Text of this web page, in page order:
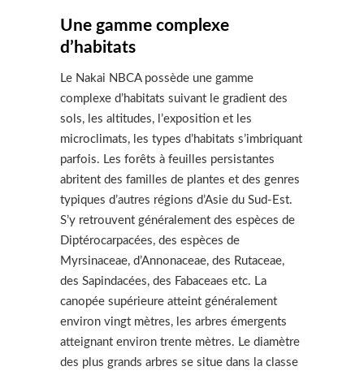
Une gamme complexe
d’habitats
Le Nakai NBCA possède une gamme
complexe d’habitats suivant le gradient des
sols, les altitudes, l’exposition et les
microclimats, les types d’habitats s’imbriquant
parfois. Les forêts à feuilles persistantes
abritent des familles de plantes et des genres
typiques d’autres régions d’Asie du Sud-Est.
S’y retrouvent généralement des espèces de
Diptérocarpacées, des espèces de
Myrsinaceae, d’Annonaceae, des Rutaceae,
des Sapindacées, des Fabaceaes etc. La
canopée supérieure atteint généralement
environ vingt mètres, les arbres émergents
atteignant environ trente mètres. Le diamètre
des plus grands arbres se situe dans la classe